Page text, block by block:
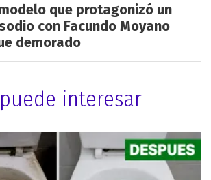
que protagonizó un
con Facundo Moyano
demorado
interesar